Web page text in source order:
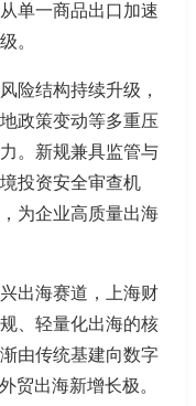
单一商品出口加速
。
险结构持续升级，
政策变动等多重压
。新规兼具监管与
投资安全审查机
为企业高质量出海
出海赛道，上海财
、轻量化出海的核
由传统基建向数字
贸出海新增长极。